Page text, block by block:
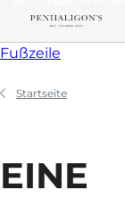
Weiter zu
Fußzeile
Startseite
EINE